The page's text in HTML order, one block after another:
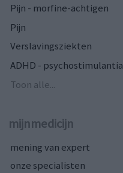
Pijn - morfine-achtigen
Pijn
Verslavingsziekten
ADHD - psychostimulantia
Toon alle...
mijnmedicijn
mening van expert
onze specialisten